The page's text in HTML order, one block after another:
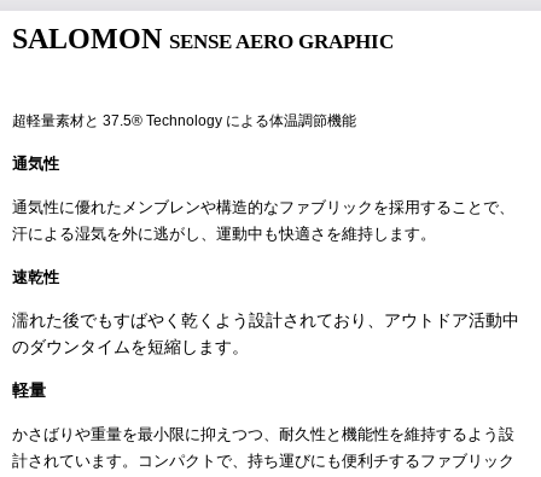
SALOMON SENSE AERO GRAPHIC
超軽量素材と 37.5® Technology による体温調節機能
通気性
通気性に優れたメンブレンや構造的なファブリックを採用することで、
汗による湿気を外に逃がし、運動中も快適さを維持します。
速乾性
濡れた後でもすばやく乾くよう設計されており、アウトドア活動中
のダウンタイムを短縮します。
軽量
かさばりや重量を最小限に抑えつつ、耐久性と機能性を維持するよう設
計されています。コンパクトで、持ち運びにも便利チするファブリック